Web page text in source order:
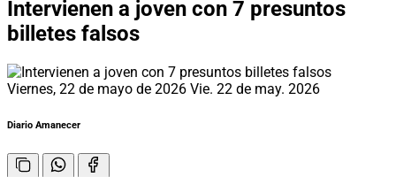
Intervienen a joven con 7 presuntos
billetes falsos
Viernes, 22 de mayo de 2026 Vie. 22 de may. 2026
Diario Amanecer